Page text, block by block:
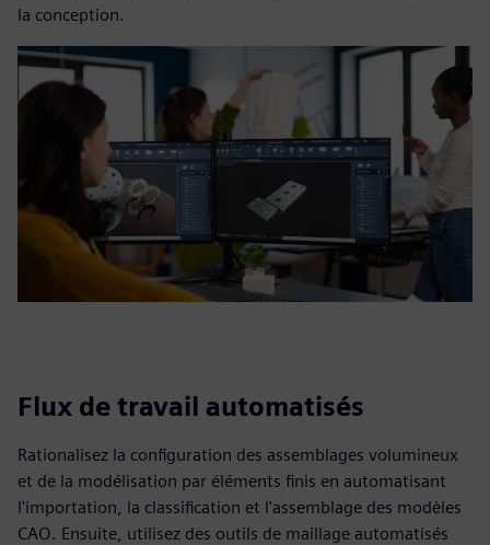
la conception.
Flux de travail automatisés
Rationalisez la configuration des assemblages volumineux
et de la modélisation par éléments finis en automatisant
l'importation, la classification et l'assemblage des modèles
CAO. Ensuite, utilisez des outils de maillage automatisés